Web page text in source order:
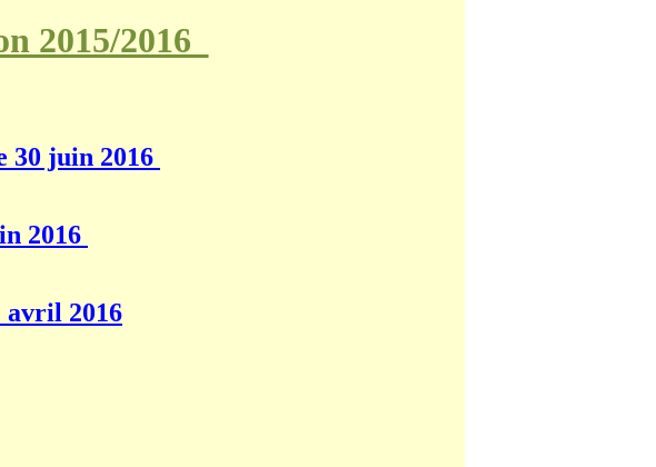
2015/2016
30 juin 2016
2016
avril 2016